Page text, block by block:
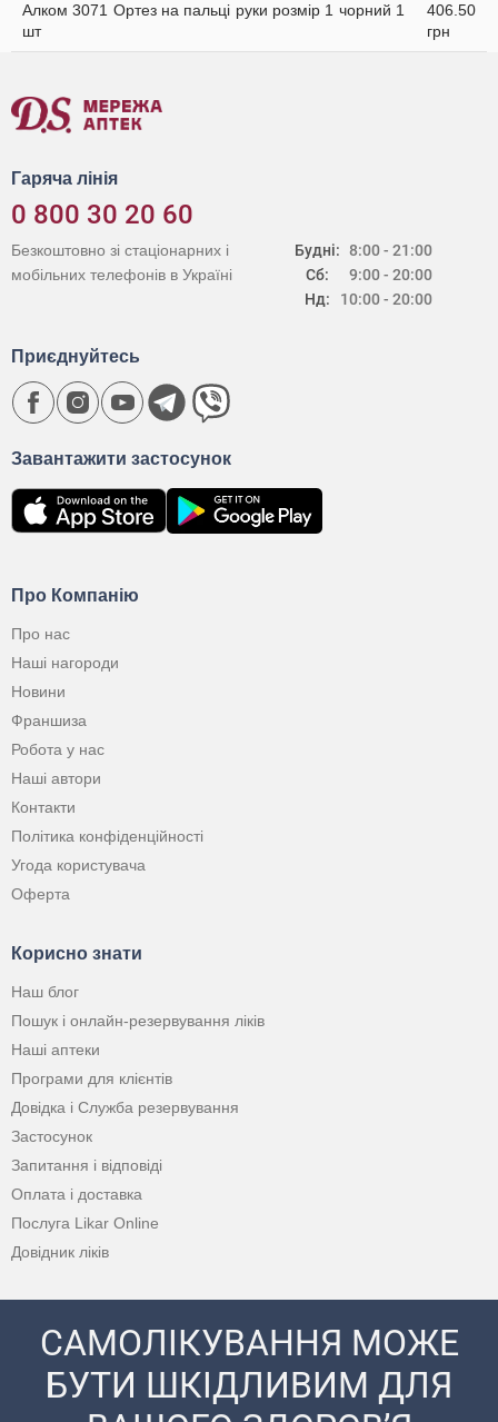
Алком 3071 Ортез на пальці руки розмір 1 чорний 1
шт
406.50
грн
Гаряча лінія
0 800 30 20 60
Будні:
Сб:
Нд:
8:00 - 21:00
9:00 - 20:00
10:00 - 20:00
Безкоштовно зі стаціонарних і
мобільних телефонів в Україні
Про Компанію
Про нас
Наші нагороди
Новини
Франшиза
Робота у нас
Наші автори
Контакти
Політика конфіденційності
Угода користувача
Оферта
Корисно знати
Наш блог
Пошук і онлайн-резервування ліків
Наші аптеки
Програми для клієнтів
Довідка і Служба резервування
Застосунок
Запитання і відповіді
Оплата і доставка
Послуга Likar Online
Довідник ліків
Завантажити застосунок
Приєднуйтесь
САМОЛІКУВАННЯ МОЖЕ
БУТИ ШКІДЛИВИМ ДЛЯ